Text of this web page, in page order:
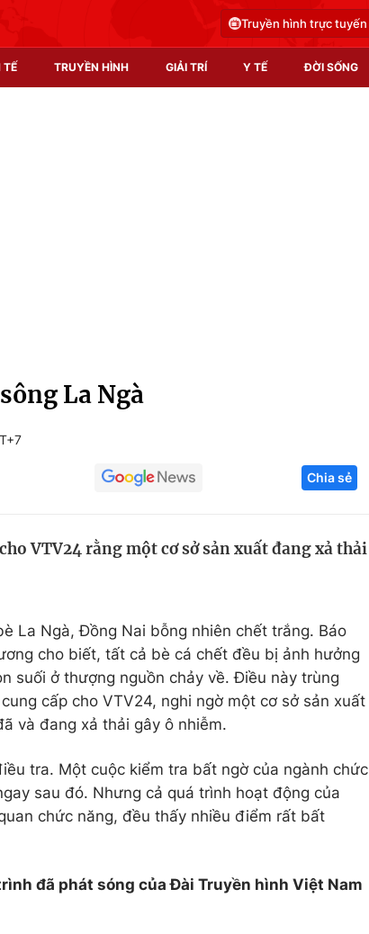
Truyền hình trực tuyến
TẾ TRUYỀN HÌNH GIẢI TRÍ Y TẾ ĐỜI SỐNG
Học trực tuyến
Công nghệ
Sản phẩm
Tư vấn
La Ngà
Chia sẻ
VTV24 rằng một cơ sở sản xuất đang xả thải
La Ngà, Đồng Nai bỗng nhiên chết trắng. Báo
cho biết, tất cả bè cá chết đều bị ảnh hưởng
suối ở thượng nguồn chảy về. Điều này trùng
cấp cho VTV24, nghi ngờ một cơ sở sản xuất
và đang xả thải gây ô nhiễm.
tra. Một cuộc kiểm tra bất ngờ của ngành chức
sau đó. Nhưng cả quá trình hoạt động của
chức năng, đều thấy nhiều điểm rất bất
đã phát sóng của Đài Truyền hình Việt Nam